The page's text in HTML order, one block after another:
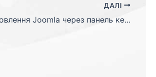
ДАЛІ
Встановлення Joomla через панель керування cPanel